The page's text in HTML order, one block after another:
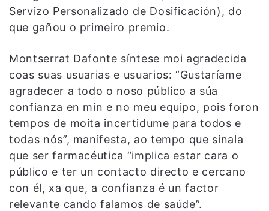
Servizo Personalizado de Dosificación), do
que gañou o primeiro premio.
Montserrat Dafonte síntese moi agradecida
coas suas usuarias e usuarios: “Gustaríame
agradecer a todo o noso público a súa
confianza en min e no meu equipo, pois foron
tempos de moita incertidume para todos e
todas nós”, manifesta, ao tempo que sinala
que ser farmacéutica “implica estar cara o
público e ter un contacto directo e cercano
con él, xa que, a confianza é un factor
relevante cando falamos de saúde”.